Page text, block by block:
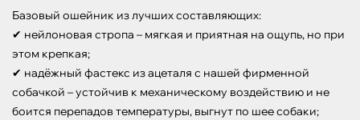
Базовый ошейник из лучших составляющих:
✔ нейлоновая стропа – мягкая и приятная на ощупь, но при
этом крепкая;
✔ надёжный фастекс из ацеталя с нашей фирменной
собачкой – устойчив к механическому воздействию и не
боится перепадов температуры, выгнут по шее собаки;